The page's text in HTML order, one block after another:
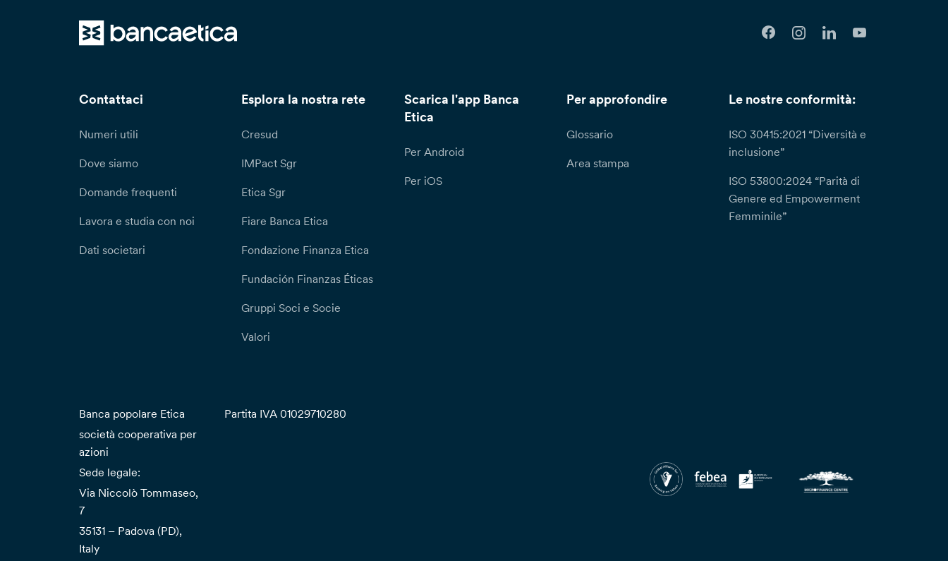
Contattaci
Numeri utili
Dove siamo
Domande frequenti
Lavora e studia con noi
Dati societari
Esplora la nostra rete
Cresud
IMPact Sgr
Etica Sgr
Fiare Banca Etica
Fondazione Finanza Etica
Fundación Finanzas Éticas
Gruppi Soci e Socie
Valori
Scarica l'app Banca
Etica
Per Android
Per iOS
Per approfondire
Glossario
Area stampa
Le nostre conformità:
ISO 30415:2021 “Diversità e
inclusione”
ISO 53800:2024 “Parità di
Genere ed Empowerment
Femminile”
Banca popolare Etica
società cooperativa per
azioni
Sede legale:
Via Niccolò Tommaseo,
7
35131 – Padova (PD),
Italy
Partita IVA 01029710280